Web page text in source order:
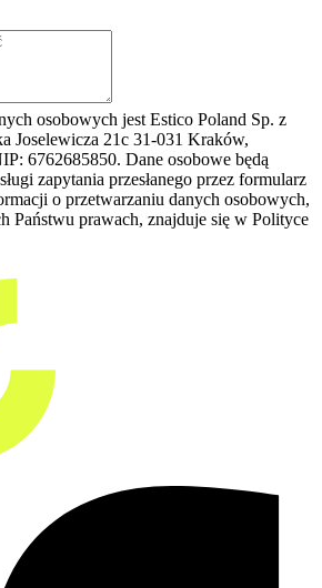
osobowych jest Estico Poland Sp. z
Joselewicza 21c 31-031 Kraków,
6762685850. Dane osobowe będą
zapytania przesłanego przez formularz
o przetwarzaniu danych osobowych,
Państwu prawach, znajduje się w Polityce